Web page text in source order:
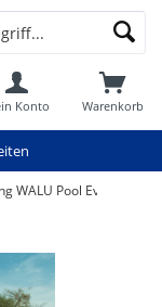
Warenkorb
Konto
WALU Pool Evole 3,50 x